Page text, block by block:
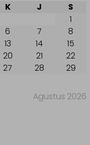
Agustus 2026
K J
S
1
6 7
8
13 14
15
20 21
22
27 28
29